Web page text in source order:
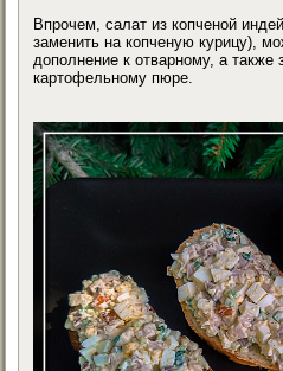
Впрочем, салат из копченой
заменить на копченую курицу),
дополнение к отварному, а
картофельному пюре.